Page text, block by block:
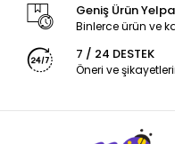
Geniş Ürün
Binlerce ürün ve
7 / 24 DESTEK
Öneri ve